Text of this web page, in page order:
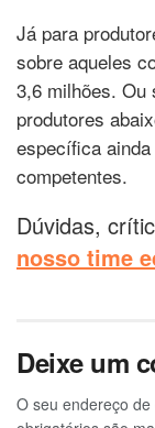
Já para
sobre aqueles
3,6 milhões. Ou
produtores
específica
competentes.
Dúvidas,
nosso time
Deixe um
O seu endereço